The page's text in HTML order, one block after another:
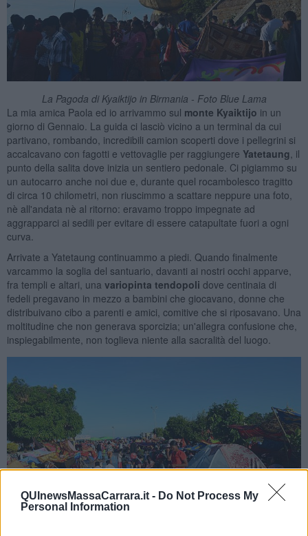
QUInewsMassaCarrara.it - Do Not Process My
Personal Information
La Pagoda di Kyaiktijo in Birmania - Foto Blue Lama
La mia amica Paola ed io arrivammo sul monte Kyaiktijo in un
giorno di Gennaio. La guida ci lasciò vicino a un terminal da cui
partivano, rombando, incredibili camion scoperti dove i pellegrini si
accalcavano con fagotti e vettovaglie per raggiungere Yatetaung , il
punto della salita dove inizia un sentiero pedonale. Ci pigiammo su
un autocarro anche noi due e, durante quel rocambolesco tragitto
di circa 10 chilometri, non riuscimmo a scattare neppure una foto,
nè all'andata nè al ritorno: eravamo troppo impegnate ad
aggrapparci ai sedili per evitare di essere catapultate fuori a ogni
curva.
Arrivate a Yatetaung continuammo a piedi. Quando finalmente
varcammo la soglia del santuario, davanti ai nostri occhi apparve,
fra templi e altari, una variopinta tendopoli dove centinaia di
fedeli pregavano in mezzo a bambini che giocavano, donne che
distribuivano cibo a parenti e amici, comitive che si riposavano. Una
moltitudine che non generava sporcizia; un'allegra confusione che,
inspiegabilmente, non toglieva niente alla sacralità del luogo.